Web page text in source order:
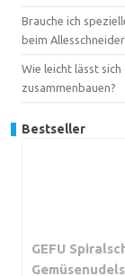
Brauche ich
beim
Wie leicht lässt
zusammenbauen?
Bestseller
GEFU